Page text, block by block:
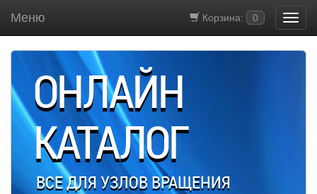
Корзина: 0
Меню
ОНЛАЙН
КАТАЛОГ
ВСЕ ДЛЯ УЗЛОВ ВРАЩЕНИЯ